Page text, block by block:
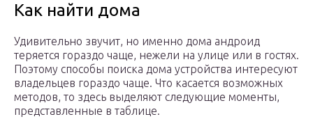
Как найти дома
Удивительно звучит, но именно дома андроид
теряется гораздо чаще, нежели на улице или в гостях.
Поэтому способы поиска дома устройства интересуют
владельцев гораздо чаще. Что касается возможных
методов, то здесь выделяют следующие моменты,
представленные в таблице.